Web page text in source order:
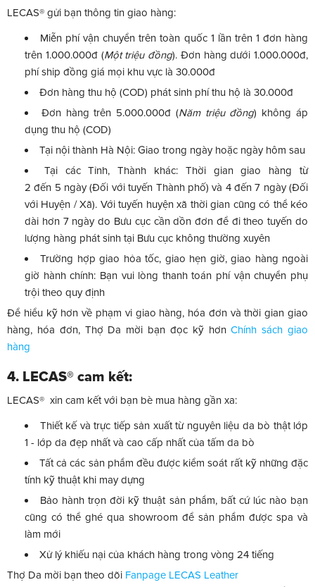
LECAS® gửi bạn thông tin giao hàng:
Miễn phí vận chuyển trên toàn quốc 1 lần trên 1 đơn hàng
trên 1.000.000đ (Một triệu đồng). Đơn hàng dưới 1.000.000đ,
phí ship đồng giá mọi khu vực là 30.000đ
Đơn hàng thu hộ (COD) phát sinh phí thu hộ là 30.000đ
Đơn hàng trên 5.000.000đ (Năm triệu đồng) không áp
dụng thu hộ (COD)
Tại nội thành Hà Nội: Giao trong ngày hoặc ngày hôm sau
Tại các Tỉnh, Thành khác: Thời gian giao hàng từ
2 đến 5 ngày (Đối với tuyến Thành phố) và 4 đến 7 ngày (Đối
với Huyện / Xã). Với tuyến huyện xã thời gian cũng có thể kéo
dài hơn 7 ngày do Bưu cục cần dồn đơn để đi theo tuyến do
lượng hàng phát sinh tại Bưu cục không thường xuyên
Trường hợp giao hỏa tốc, giao hẹn giờ, giao hàng ngoài
giờ hành chính: Bạn vui lòng thanh toán phí vận chuyển phụ
trội theo quy định
Để hiểu kỹ hơn về phạm vi giao hàng, hóa đơn và thời gian giao
hàng, hóa đơn, Thợ Da mời bạn đọc kỹ hơnChính sách giao
hàng
4. LECAS® cam kết:
LECAS® xin cam kết với bạn bè mua hàng gần xa:
Thiết kế và trực tiếp sản xuất từ nguyên liệu da bò thật lớp
1 - lớp da đẹp nhất và cao cấp nhất của tấm da bò
Tất cả các sản phẩm đều được kiểm soát rất kỹ những đặc
tính kỹ thuật khi may dựng
Bảo hành trọn đời kỹ thuật sản phẩm, bất cứ lúc nào bạn
cũng có thể ghé qua showroom để sản phẩm được spa và
làm mới
Xử lý khiếu nại của khách hàng trong vòng 24 tiếng
Thợ Da mời bạn theo dõi Fanpage LECAS Leather